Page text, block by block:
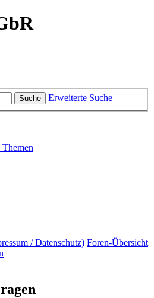
Suche Erweiterte Suche
/ Datenschutz) Foren-Übersicht